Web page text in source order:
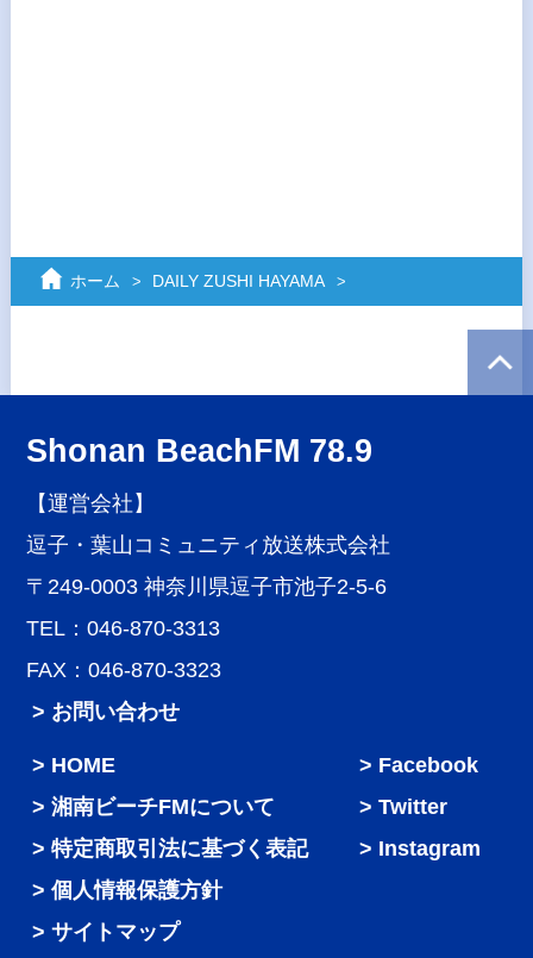
ホーム DAILY ZUSHI HAYAMA
Shonan BeachFM 78.9
【運営会社】
逗子・葉山コミュニティ放送株式会社
〒249-0003 神奈川県逗子市池子2-5-6
TEL：046-870-3313
FAX：046-870-3323
> お問い合わせ
HOME
湘南ビーチFMについて
特定商取引法に基づく表記
個人情報保護方針
サイトマップ
Facebook
Twitter
Instagram